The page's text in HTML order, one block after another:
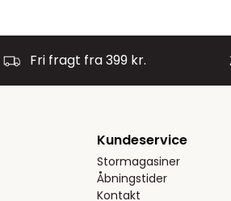
Fri fragt fra 399 kr.
Kundeservice
Stormagasiner
Åbningstider
Kontakt